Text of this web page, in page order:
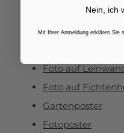
Foto auf
Foto auf
Foto auf
Gartenposter
Fotoposter
Nein, ich
Mit Ihrer Anmeldung erklären Sie